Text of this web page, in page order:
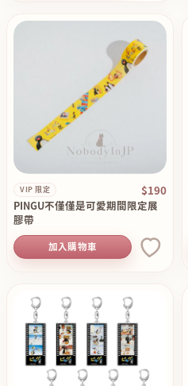
VIP 限定 $190
PINGU不僅僅是可愛期間限定展
膠帶
加入購物車